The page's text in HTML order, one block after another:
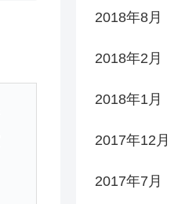
2018年8月
2018年2月
2018年1月
2017年12月
2017年7月